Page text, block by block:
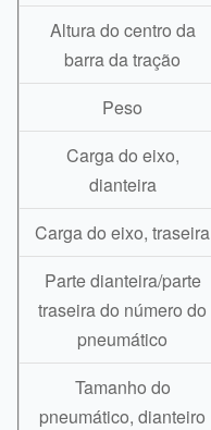
Altura do centro da
barra da tração
Peso
Carga do eixo,
dianteira
Carga do eixo, traseira
Parte dianteira/parte
traseira do número do
pneumático
Tamanho do
pneumático, dianteiro